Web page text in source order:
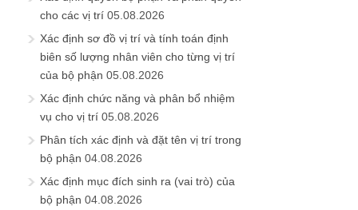
cho các vị trí 05.08.2026
Xác định sơ đồ vị trí và tính toán định
biên số lượng nhân viên cho từng vị trí
của bộ phận 05.08.2026
Xác định chức năng và phân bổ nhiệm
vụ cho vị trí 05.08.2026
Phân tích xác định và đặt tên vị trí trong
bộ phận 04.08.2026
Xác định mục đích sinh ra (vai trò) của
bộ phận 04.08.2026